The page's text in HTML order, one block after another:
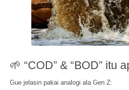
🌱 “COD” & “BOD” itu
Gue jelasin pakai analogi ala Gen Z: